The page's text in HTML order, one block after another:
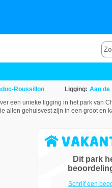
Roussillon Ligging: Aan de
een unieke ligging in het park van
allen gehuisvest zijn in een groot en
Dit park
Schrijf een